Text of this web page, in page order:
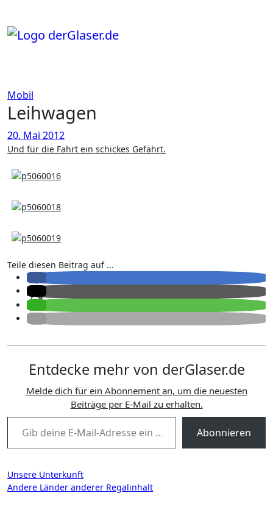
springen
Mobil
Leihwagen
20. Mai 2012
Und für die Fahrt ein schickes Gefährt.
Teile diesen Beitrag auf ...
Entdecke mehr von derGlaser.de
Melde dich für ein Abonnement an, um die neuesten
Beiträge per E-Mail zu erhalten.
Gib deine E-Mail-Adresse ein ...
Abonnieren
Beitragsnavigation
Unsere Unterkunft
Andere Länder anderer Regalinhalt